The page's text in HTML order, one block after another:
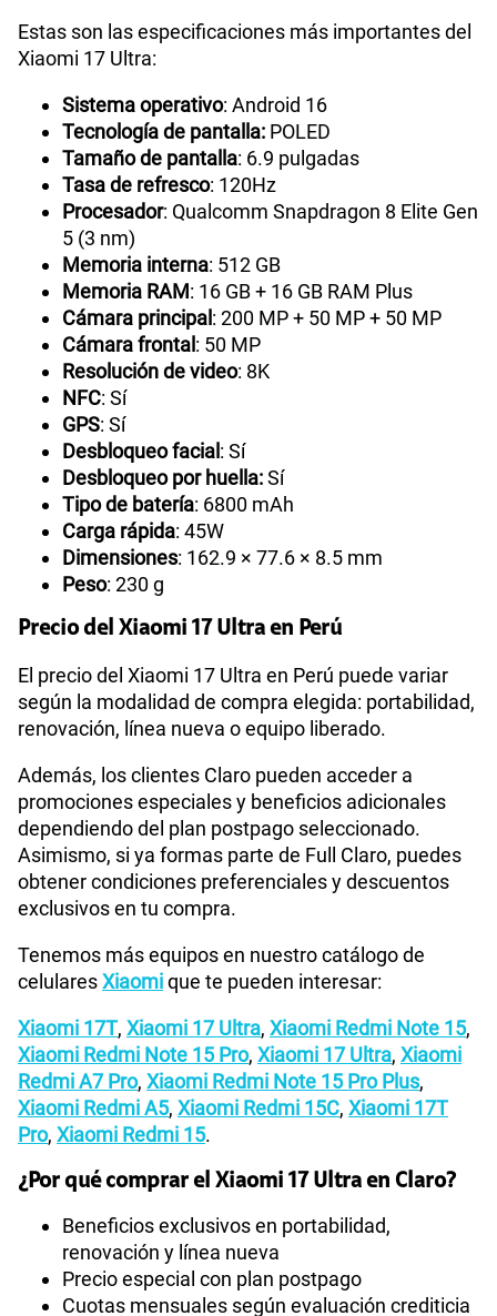
Estas son las especificaciones más importantes del
Xiaomi 17 Ultra:
Sistema operativo: Android 16
Tecnología de pantalla: POLED
Tamaño de pantalla: 6.9 pulgadas
Tasa de refresco: 120Hz
Procesador: Qualcomm Snapdragon 8 Elite Gen
5 (3 nm)
Memoria interna: 512 GB
Memoria RAM: 16 GB + 16 GB RAM Plus
Cámara principal : 200 MP + 50 MP + 50 MP
Cámara frontal : 50 MP
Resolución de video: 8K
NFC: Sí
GPS: Sí
Desbloqueo facial : Sí
Desbloqueo por huella:Sí
Tipo de batería: 6800 mAh
Carga rápida: 45W
Dimensiones: 162.9 × 77.6 × 8.5 mm
Peso: 230 g
Precio del Xiaomi 17 Ultra en Perú
El precio del Xiaomi 17 Ultra en Perú puede variar
según la modalidad de compra elegida: portabilidad,
renovación, línea nueva o equipo liberado.
Además, los clientes Claro pueden acceder a
promociones especiales y beneficios adicionales
dependiendo del plan postpago seleccionado.
Asimismo, si ya formas parte de Full Claro, puedes
obtener condiciones preferenciales y descuentos
exclusivos en tu compra.
Tenemos más equipos en nuestro catálogo de
celularesXiaomique te pueden interesar:
Xiaomi 17T, Xiaomi 17 Ultra, Xiaomi Redmi Note 15,
Xiaomi Redmi Note 15 Pro, Xiaomi 17 Ultra, Xiaomi
Redmi A7 Pro, Xiaomi Redmi Note 15 Pro Plus,
Xiaomi Redmi A5, Xiaomi Redmi 15C, Xiaomi 17T
Pro, Xiaomi Redmi 15.
¿Por qué comprar el Xiaomi 17 Ultra en Claro?
Beneficios exclusivos en portabilidad,
renovación y línea nueva
Precio especial con plan postpago
Cuotas mensuales según evaluación crediticia